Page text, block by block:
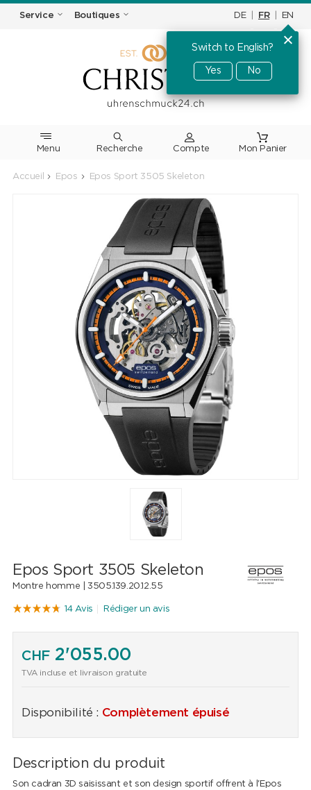
Service Boutiques DE FR EN
Switch to English?
Yes No
Menu Recherche
Accueil Epos Epos Sport 3505 Skeleton
Epos Sport 3505 Skeleton
Montre homme |3505.139.20.12.55
14 Avis Rédiger un avis
CHF2'055.00
TVA incluse et livraison gratuite
Disponibilité : Complètement épuisé
Description du produit
Son cadran 3D saisissant et son design sportif offrent à l'Epos